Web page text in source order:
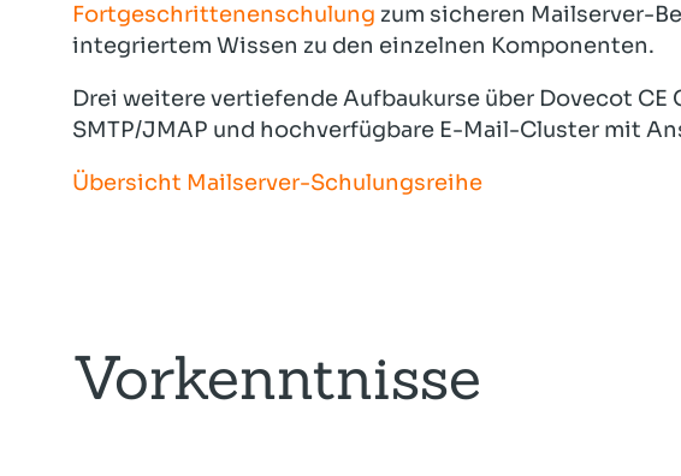
Fortgeschrittenenschulung zum sicheren Mailserver-
integriertem Wissen zu den einzelnen Komponenten.
Drei weitere vertiefende Aufbaukurse über Dovecot CE
SMTP/JMAP und hochverfügbare E-Mail-Cluster mit
Übersicht Mailserver-Schulungsreihe
Vorkenntnisse